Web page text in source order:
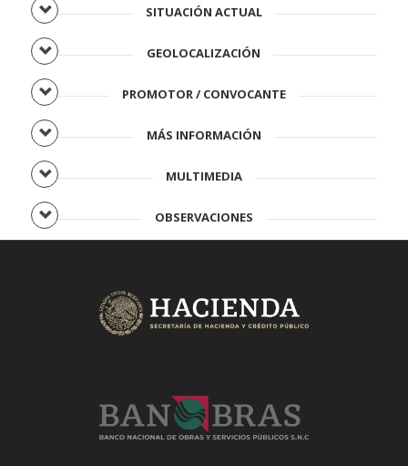
SITUACIÓN ACTUAL
GEOLOCALIZACIÓN
PROMOTOR / CONVOCANTE
MÁS INFORMACIÓN
MULTIMEDIA
OBSERVACIONES